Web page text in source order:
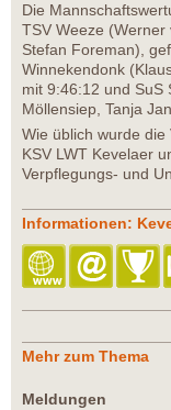
Die
TSV Weeze
Stefan Foreman),
Winnekendonk
mit 9:46:12 und SuS
Möllensiep, Tanja
Wie üblich wurde
KSV LWT Kevelaer
Verpflegungs- und
Informationen:
Mehr zum Thema
Meldungen